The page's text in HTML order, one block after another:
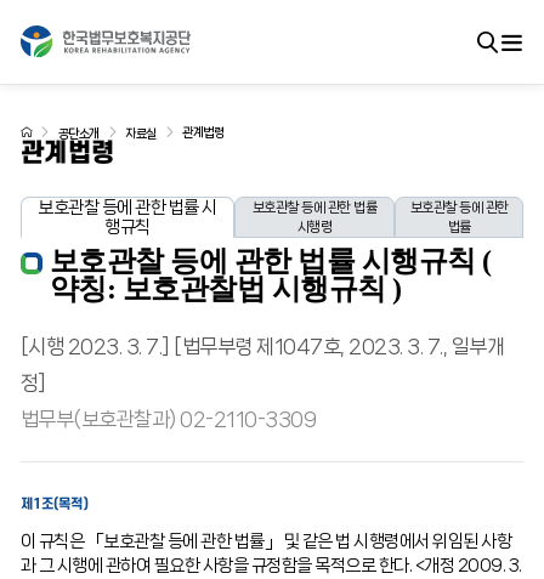
관계법령
공단소개 자료실 관계법령
보호관찰 등에 관한 법률 시
행규칙
보호관찰 등에 관한 법률
시행령
보호관찰 등에 관한
법률
보호관찰 등에 관한 법률 시행규칙 (
약칭: 보호관찰법 시행규칙 )
[시행 2023. 3. 7.] [법무부령 제1047호, 2023. 3. 7., 일부개
정]
법무부(보호관찰과) 02-2110-3309
제1조(목적)
이 규칙은 「보호관찰 등에 관한 법률」 및 같은 법 시행령에서 위임된 사항
과 그 시행에 관하여 필요한 사항을 규정함을 목적으로 한다. <개정 2009. 3.